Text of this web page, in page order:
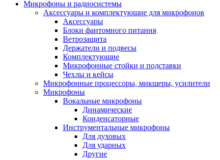
Микрофоны и радиосистемы
Аксессуары и комплектующие для микрофонов
Аксессуары
Блоки фантомного питания
Ветрозащита
Держатели и подвесы
Комплектующие
Микрофонные стойки и подставки
Чехлы и кейсы
Микрофонные процессоры, микшеры, усилители
Микрофоны
Вокальные микрофоны
Динамические
Конденсаторные
Инструментальные микрофоны
Для духовых
Для ударных
Другие